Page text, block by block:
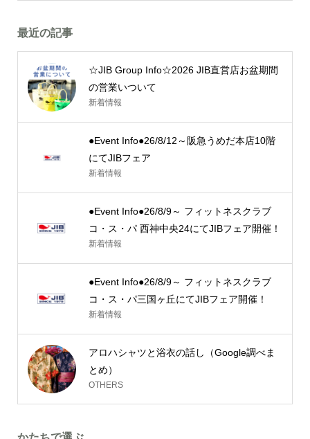
最近の記事
☆JIB Group Info☆2026 JIB直営店お盆期間
の営業いついて
新着情報
●Event Info●26/8/12～阪急うめだ本店10階
にてJIBフェア
新着情報
●Event Info●26/8/9～ フィットネスクラブ
コ・ス・パ 西神中央24にてJIBフェア開催！
新着情報
●Event Info●26/8/9～ フィットネスクラブ
コ・ス・パ三国ヶ丘にてJIBフェア開催！
新着情報
アロハシャツと浴衣の話し（Google調べま
とめ）
OTHERS